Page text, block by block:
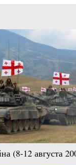
(8-12 августа